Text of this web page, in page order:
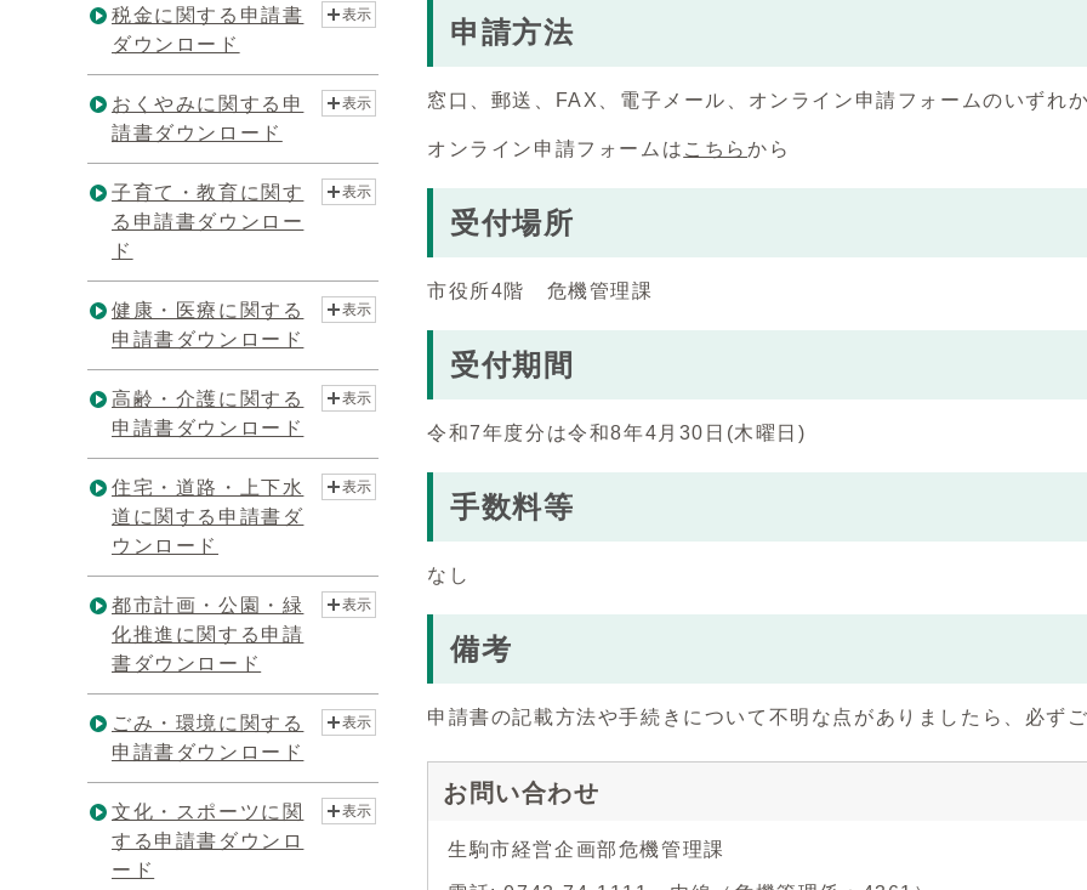
申請方法
窓口、郵送、FAX、電子メール、オンライン申請フォームのいずれ
オンライン申請フォームは こちらから
受付場所
市役所4階 危機管理課
受付期間
令和7年度分は令和8年4月30日(木曜日)
手数料等
なし
備考
申請書の記載方法や手続きについて不明な点がありましたら、必ず
お問い合わせ
生駒市経営企画部危機管理課
税金に関する申請書
ダウンロード
表示
おくやみに関する申
請書ダウンロード
表示
子育て・教育に関す
る申請書ダウンロー
ド
表示
健康・医療に関する
申請書ダウンロード
表示
高齢・介護に関する
申請書ダウンロード
表示
住宅・道路・上下水
道に関する申請書ダ
ウンロード
表示
都市計画・公園・緑
化推進に関する申請
書ダウンロード
表示
ごみ・環境に関する
申請書ダウンロード
表示
文化・スポーツに関
する申請書ダウンロ
ード
表示